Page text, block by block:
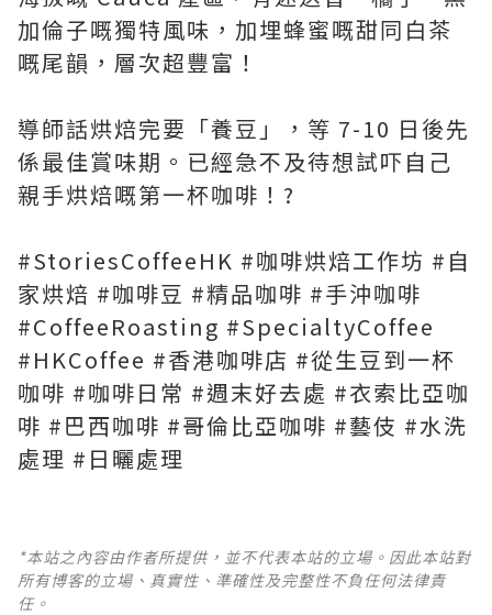
加倫子嘅獨特風味，加埋蜂蜜嘅甜同白茶
嘅尾韻，層次超豐富！
導師話烘焙完要「養豆」，等 7-10 日後先
係最佳賞味期。已經急不及待想試吓自己
親手烘焙嘅第一杯咖啡！?
#StoriesCoffeeHK #咖啡烘焙工作坊 #自
家烘焙 #咖啡豆 #精品咖啡 #手沖咖啡
#CoffeeRoasting #SpecialtyCoffee
#HKCoffee #香港咖啡店 #從生豆到一杯
咖啡 #咖啡日常 #週末好去處 #衣索比亞咖
啡 #巴西咖啡 #哥倫比亞咖啡 #藝伎 #水洗
處理 #日曬處理
*本站之內容由作者所提供，並不代表本站的立場。因此本站對
所有博客的立場、真實性、準確性及完整性不負任何法律責
任。